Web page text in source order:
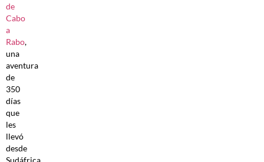
de
Cabo
a
Rabo,
una
aventura
de
350
días
que
les
llevó
desde
Sudáfrica